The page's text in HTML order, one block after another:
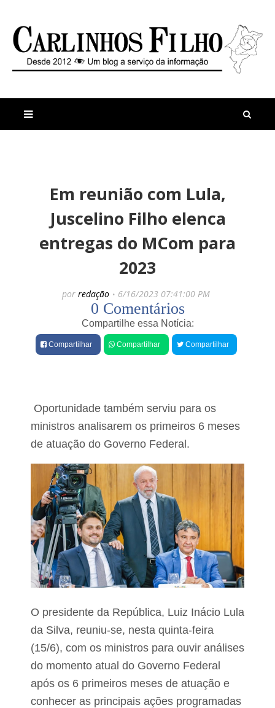
Em reunião com Lula,
Juscelino Filho elenca
entregas do MCom para
2023
por redação 6/16/2023 07:41:00 PM
0 Comentários
Compartilhe essa Notícia:
Compartilhar Compartilhar Compartilhar
Oportunidade também serviu para os
ministros analisarem os primeiros 6 meses
de atuação do Governo Federal.
O presidente da República, Luiz Inácio Lula
da Silva, reuniu-se, nesta quinta-feira
(15/6), com os ministros para ouvir análises
do momento atual do Governo Federal
após os 6 primeiros meses de atuação e
conhecer as principais ações programadas